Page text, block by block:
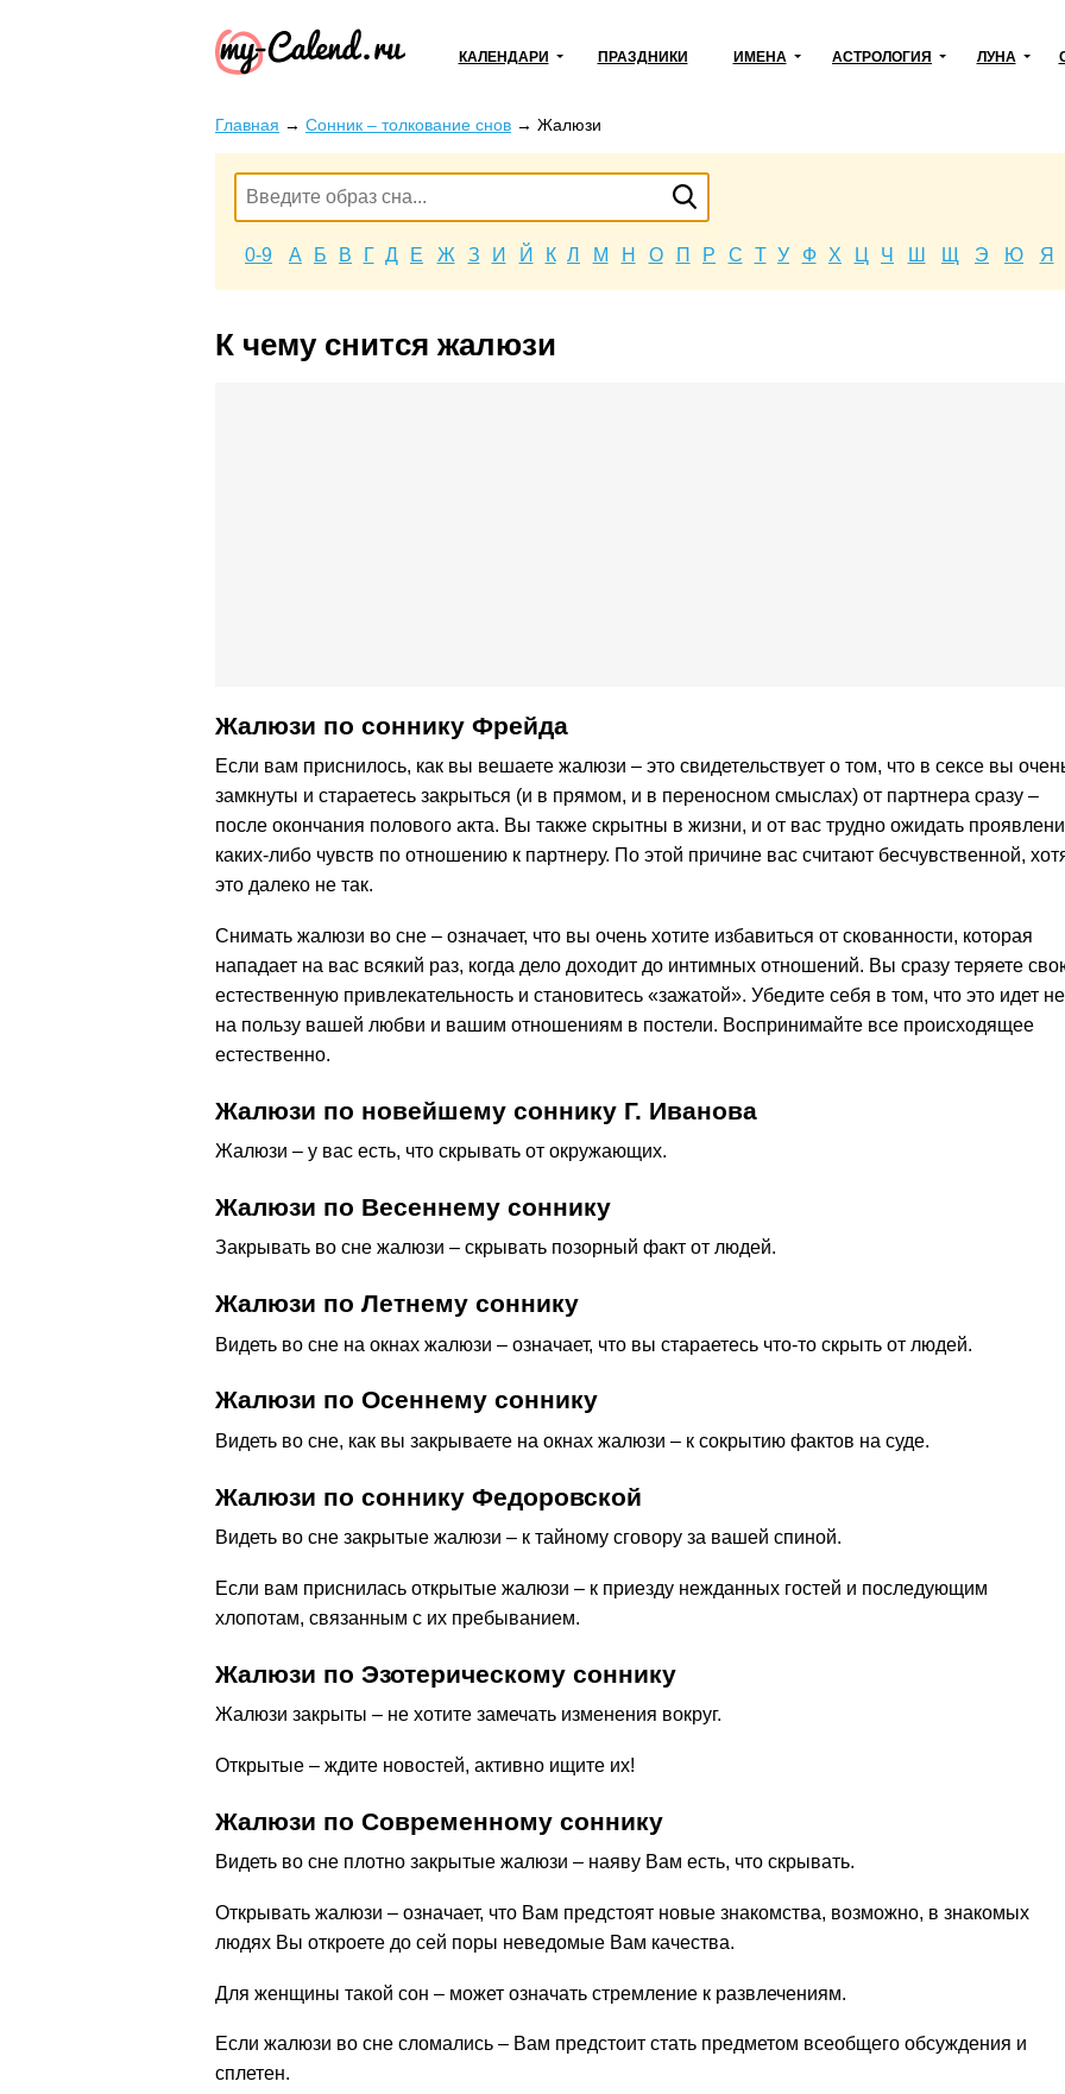
КАЛЕНДАРИ ПРАЗДНИКИ ИМЕНА АСТРОЛОГИЯ ЛУНА
Главная → Сонник – толкование снов → Жалюзи
0-9 А Б В Г Д Е Ж З И Й К Л М Н О П Р С Т У Ф Х Ц Ч Ш Щ Э Ю Я
К чему снится жалюзи
Жалюзи по соннику Фрейда
Если вам приснилось, как вы вешаете жалюзи – это свидетельствует о том, что в сексе вы
замкнуты и стараетесь закрыться (и в прямом, и в переносном смыслах) от партнера сразу –
после окончания полового акта. Вы также скрытны в жизни, и от вас трудно ожидать
каких-либо чувств по отношению к партнеру. По этой причине вас считают бесчувственной,
это далеко не так.
Снимать жалюзи во сне – означает, что вы очень хотите избавиться от скованности, которая
нападает на вас всякий раз, когда дело доходит до интимных отношений. Вы сразу теряете
естественную привлекательность и становитесь «зажатой». Убедите себя в том, что это идет не
на пользу вашей любви и вашим отношениям в постели. Воспринимайте все происходящее
естественно.
Жалюзи по новейшему соннику Г. Иванова
Жалюзи – у вас есть, что скрывать от окружающих.
Жалюзи по Весеннему соннику
Закрывать во сне жалюзи – скрывать позорный факт от людей.
Жалюзи по Летнему соннику
Видеть во сне на окнах жалюзи – означает, что вы стараетесь что-то скрыть от людей.
Жалюзи по Осеннему соннику
Видеть во сне, как вы закрываете на окнах жалюзи – к сокрытию фактов на суде.
Жалюзи по соннику Федоровской
Видеть во сне закрытые жалюзи – к тайному сговору за вашей спиной.
Если вам приснилась открытые жалюзи – к приезду нежданных гостей и последующим
хлопотам, связанным с их пребыванием.
Жалюзи по Эзотерическому соннику
Жалюзи закрыты – не хотите замечать изменения вокруг.
Открытые – ждите новостей, активно ищите их!
Жалюзи по Современному соннику
Видеть во сне плотно закрытые жалюзи – наяву Вам есть, что скрывать.
Открывать жалюзи – означает, что Вам предстоят новые знакомства, возможно, в знакомых
людях Вы откроете до сей поры неведомые Вам качества.
Для женщины такой сон – может означать стремление к развлечениям.
Если жалюзи во сне сломались – Вам предстоит стать предметом всеобщего обсуждения и
сплетен.